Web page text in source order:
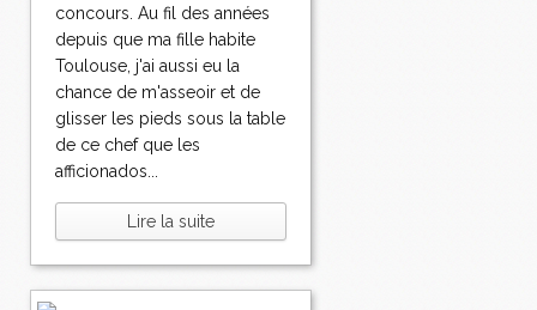
concours. Au fil des années
depuis que ma fille habite
Toulouse, j'ai aussi eu la
chance de m'asseoir et de
glisser les pieds sous la table
de ce chef que les
afficionados...
Lire la suite